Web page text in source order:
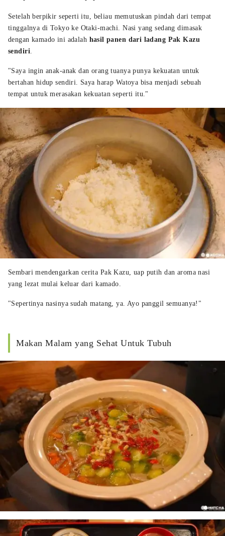
Setelah berpikir seperti itu, beliau memutuskan pindah dari tempat
tinggalnya di Tokyo ke Otaki-machi. Nasi yang sedang dimasak
dengan kamado ini adalah hasil panen dari ladang Pak Kazu
sendiri.
"Saya ingin anak-anak dan orang tuanya punya kekuatan untuk
bertahan hidup sendiri. Saya harap Watoya bisa menjadi sebuah
tempat untuk merasakan kekuatan seperti itu."
Sembari mendengarkan cerita Pak Kazu, uap putih dan aroma nasi
yang lezat mulai keluar dari kamado.
"Sepertinya nasinya sudah matang, ya. Ayo panggil semuanya!"
Makan Malam yang Sehat Untuk Tubuh